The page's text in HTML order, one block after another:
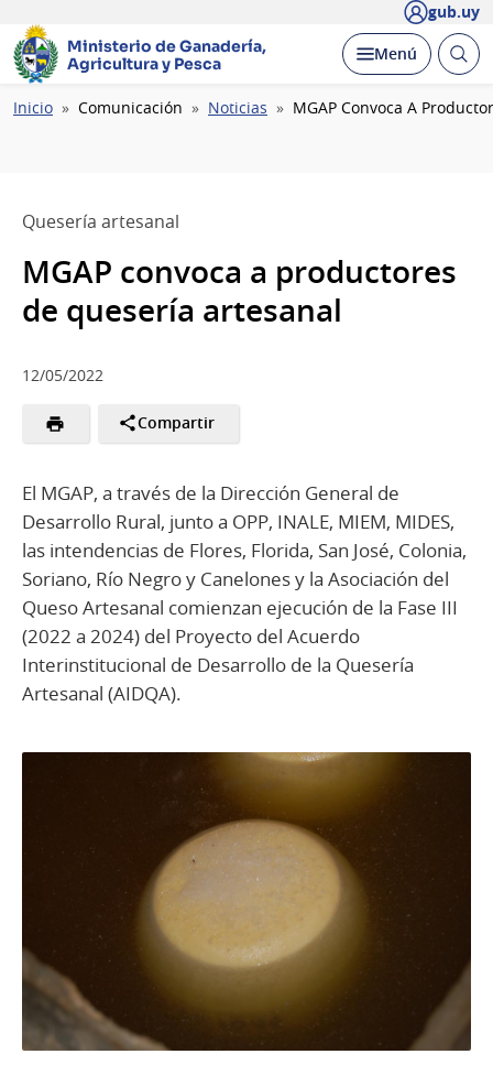
gub.uy
Ministerio de Ganadería,
Agricultura y Pesca
Desplegar
Menú Abrir
Ruta
Inicio Comunicación Noticias MGAP Convoca A
Quesería artesanal
MGAP convoca a productores
de quesería artesanal
12/05/2022
Compartir
El MGAP, a través de la Dirección General de
Desarrollo Rural, junto a OPP, INALE, MIEM, MIDES,
las intendencias de Flores, Florida, San José, Colonia,
Soriano, Río Negro y Canelones y la Asociación del
Queso Artesanal comienzan ejecución de la Fase III
(2022 a 2024) del Proyecto del Acuerdo
Interinstitucional de Desarrollo de la Quesería
Artesanal (AIDQA).